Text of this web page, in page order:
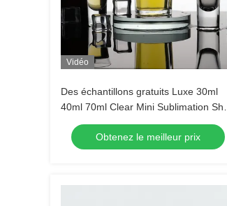
Vidéo
Des échantillons gratuits Luxe 30ml
40ml 70ml Clear Mini Sublimation Shot
Glass Tequila Shot Glasses Espresso
Shot GlassObtenez le meilleur prix